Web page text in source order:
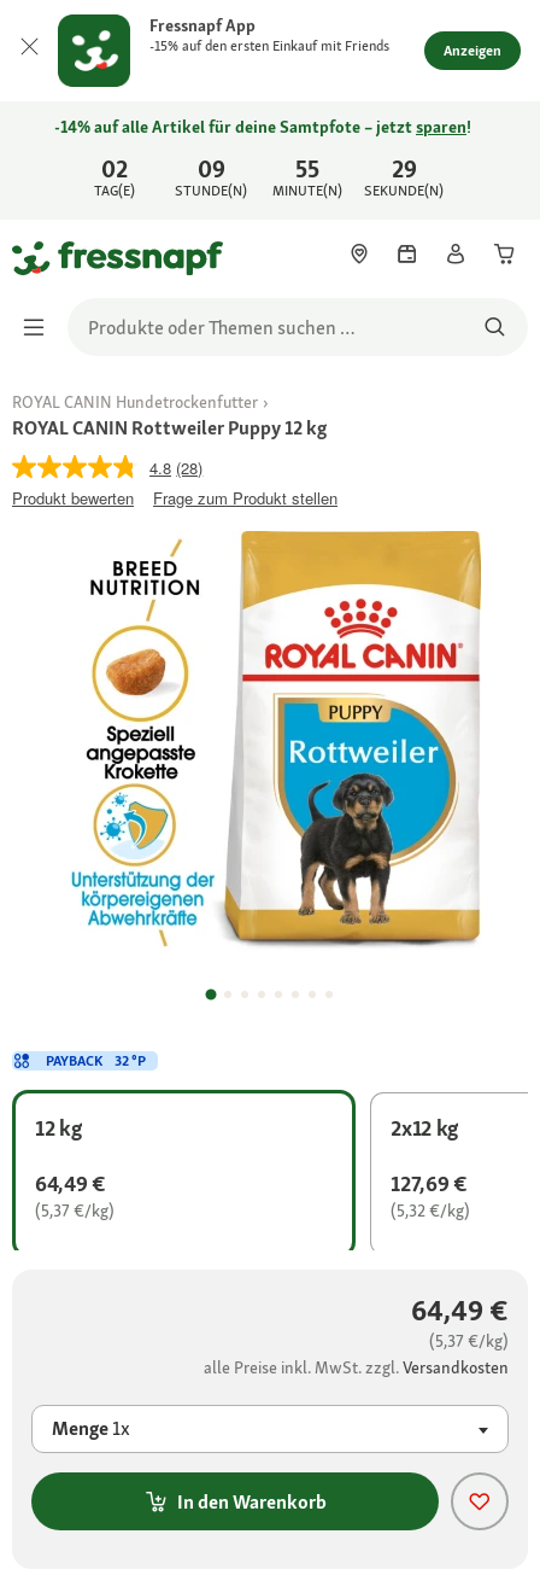
Fressnapf App
-15% auf den ersten Einkauf mit Friends Anzeigen
02
TAG(E)
09
STUNDE(N)
55
MINUTE(N)
29
SEKUNDE(N)
-14% auf alle Artikel für deine Samtpfote – jetztsparen!
ROYAL CANIN Hundetrockenfutter
ROYAL CANIN Rottweiler Puppy 12 kg
4.8 (28)
Produkt bewerten
Frage zum Produkt stellen
12 kg
64,49 €
(5,37 €/kg)
2x12 kg
127,69 €
(5,32 €/kg)
64,49 €
(5,37 €/kg)
alle Preise inkl. MwSt. zzgl.Versandkosten
Menge1x
In den Warenkorb
PAYBACK 32 °P